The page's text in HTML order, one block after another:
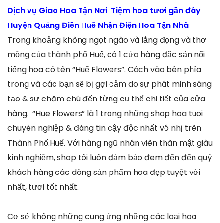
Dịch vụ Giao Hoa Tận Nơi Tiệm hoa tươi gần đây
Huyện Quảng Điền Huế Nhận Điện Hoa Tận Nhà
Trong khoảng không ngọt ngào và lắng đọng và thơ
mộng của thành phố Huế, có 1 cửa hàng đặc sản nổi
tiếng hoa có tên “Huế Flowers”. Cách vào bên phía
trong và các bạn sẽ bị gợi cảm do sự phát minh sáng
tạo & sự chăm chú đến từng cụ thể chi tiết của cửa
hàng. “Hue Flowers” là 1 trong những shop hoa tuoi
chuyên nghiệp & đáng tin cậy độc nhất vô nhị trên
Thành Phố.Huế. Với hàng ngũ nhân viên thân mật giàu
kinh nghiệm, shop tôi luôn đảm bảo đem đến đến quý
khách hàng các dòng sản phẩm hoa đẹp tuyệt vời
nhất, tươi tốt nhất.
Cơ sở không những cung ứng những các loại hoa